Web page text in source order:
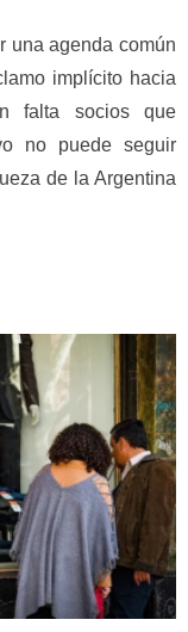
una agenda común
implícito hacia
falta socios que
no puede seguir
de la Argentina